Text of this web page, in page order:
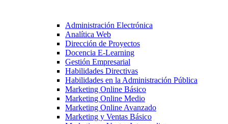
Administración Electrónica
Analítica Web
Dirección de Proyectos
Docencia E-Learning
Gestión Empresarial
Habilidades Directivas
Habilidades en la Administración Pública
Marketing Online Básico
Marketing Online Medio
Marketing Online Avanzado
Marketing y Ventas Básico